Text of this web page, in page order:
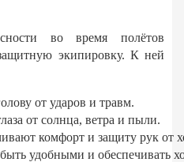
во время полётов
экипировку. К ней
от ударов и травм.
от солнца, ветра и пыли.
комфорт и защиту рук от
удобными и обеспечивать